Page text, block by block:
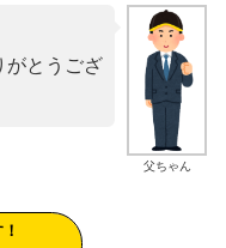
父ちゃん
がとうござ